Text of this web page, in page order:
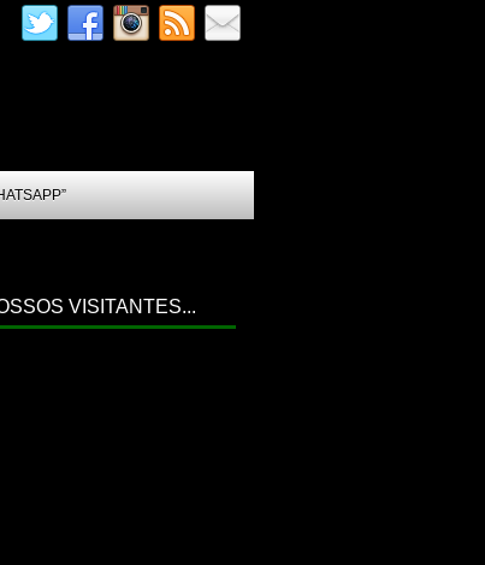
VISITANTES...